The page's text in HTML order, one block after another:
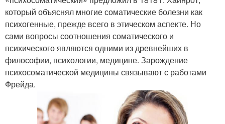
который объяснял многие соматические болезни как
психогенные, прежде всего в этическом аспекте. Но
сами вопросы соотношения соматического и
психического являются одними из древнейших в
философии, психологии, медицине. Зарождение
психосоматической медицины связывают с работами
Фрейда.